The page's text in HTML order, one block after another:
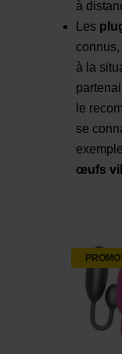
à
Les
à la
le
se
œufs